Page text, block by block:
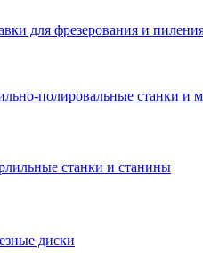
для фрезерования и
полировальные станки и
станки и станины
диски